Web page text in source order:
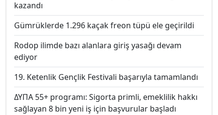
kazandı
Gümrüklerde 1.296 kaçak freon tüpü ele geçirildi
Rodop ilimde bazı alanlara giriş yasağı devam
ediyor
19. Ketenlik Gençlik Festivali başarıyla tamamlandı
ΔΥΠΑ 55+ programı: Sigorta primli, emeklilik hakkı
sağlayan 8 bin yeni iş için başvurular başladı